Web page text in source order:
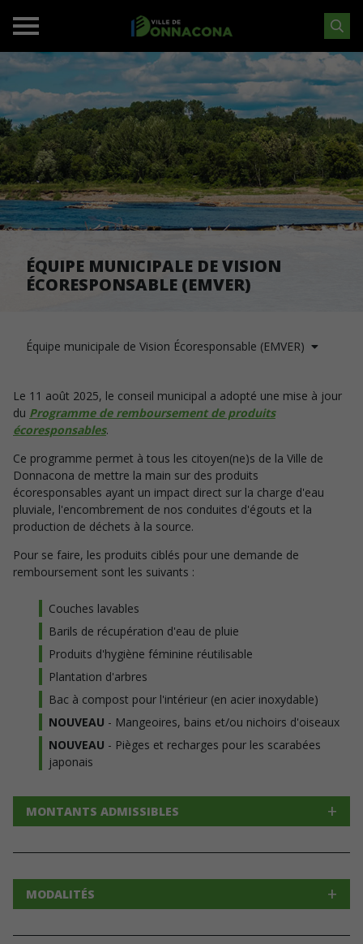
ÉQUIPE MUNICIPALE DE VISION
ÉCORESPONSABLE (EMVER)
Équipe municipale de Vision Écoresponsable (EMVER)
Le 11 août 2025, le conseil municipal a adopté une mise à jour
du Programme de remboursement de produits
écoresponsables.
Ce programme permet à tous les citoyen(ne)s de la Ville de
Donnacona de mettre la main sur des produits
écoresponsables ayant un impact direct sur la charge d'eau
pluviale, l'encombrement de nos conduites d'égouts et la
production de déchets à la source.
Pour se faire, les produits ciblés pour une demande de
remboursement sont les suivants :
Couches lavables
Barils de récupération d'eau de pluie
Produits d'hygiène féminine réutilisable
Plantation d'arbres
Bac à compost pour l'intérieur (en acier inoxydable)
NOUVEAU - Mangeoires, bains et/ou nichoirs d'oiseaux
NOUVEAU - Pièges et recharges pour les scarabées
japonais
MONTANTS ADMISSIBLES
MODALITÉS